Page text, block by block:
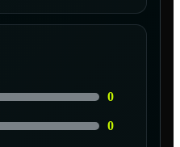
0
0